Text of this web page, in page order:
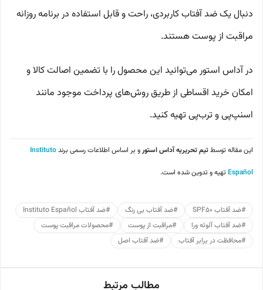
دنبال یک ضد آفتاب کاربردی، راحت و قابل استفاده در برنامه روزانه
مراقبت از پوست هستند.
در آداس استور می‌توانید این محصول را با تضمین اصالت کالا و
امکان خرید اقساطی از طریق روش‌های پرداخت موجود مانند
اسنپ‌پی و ترب‌پی تهیه کنید.
این مقاله توسطتیم تحریریه آداس استورو بر اساس اطلاعات رسمی برندInstituto
Español تهیه و تدوین شده است.
#ضد آفتاب SPF50 #ضد آفتاب بی رنگ #ضد آفتاب Instituto Español
#ضد آفتاب آلوئه ورا #مراقبت از پوست #محصولات مراقبت پوست
#محافظت در برابر آفتاب #ضد آفتاب اصل
مطالب مرتبط